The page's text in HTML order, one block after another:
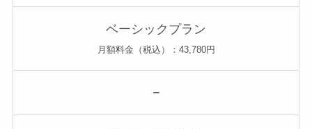
ベーシックプラン
月額料金（税込）：43,780円
−